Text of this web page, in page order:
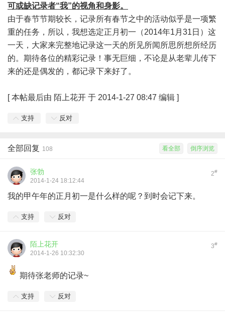
可或缺记录者“我”的视角和身影。
由于春节节期较长，记录所有春节之中的活动似乎是一项繁
重的任务，所以，我想选定正月初一（2014年1月31日）这
一天，大家来完整地记录这一天的所见所闻所思所想所经历
的。期待各位的精彩记录！事无巨细，不论是从老辈儿传下
来的还是偶发的，都记录下来好了。
[本帖最后由 陌上花开 于 2014-1-27 08:47 编辑 ]
支持 反对
倒序浏览
看全部
全部回复 108
2#
张勃
2014-1-24 18:12:44
我的甲午年的正月初一是什么样的呢？到时会记下来。
支持 反对
3#
陌上花开
2014-1-26 10:32:30
期待张老师的记录~
支持 反对